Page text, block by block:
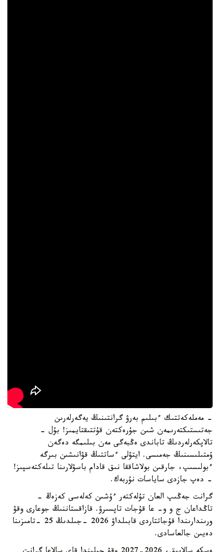
- مەملەكەتتىك ءبىلىم بەرۋ گرانتىنىڭ يەگەرلەرىن
جەتىستىكتەرىمەن شىن جۇرەكتەن قۇتتىقتايمىز! بۇل -
تالاپكەرلەردىڭ تاباندى ەڭبەگى مەن بىلىمگە دەگەن
ۇمتىلىسىنىڭ جەمىسى. ايتۋلى ءساتتىڭ قۋانىشىن بىرگە
ءبولىسىپ، جارقىن بولاشاققا نىق قادام باسۋلارىنا تىلەكتەسپىز!
- دەپ جازدى ساياسات نۇربەك.
گرانت جەڭىپ العان تۇلەكتەر ءۇشىن كەلەسى كەزەڭ -
تاڭداعان ج و و- عا قۇجات تاپسىرۋ. قازاقستاننىڭ جوعارى وقۋ
ورىندارىندا قۇجاتتاردى قابىلداۋ 2026 -جىلدىڭ 25 -تامىزىنا
دەيىن جالعاسادى.